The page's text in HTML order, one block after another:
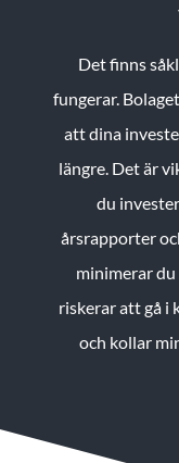
Det finns
fungerar.
att dina
längre. Det är
du
årsrapporter
minimerar
riskerar att gå i
och kollar